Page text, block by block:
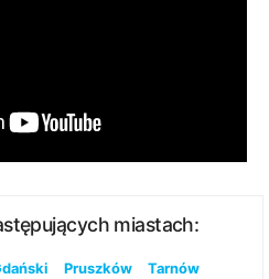
miastach:
Pruszków
Tarnów